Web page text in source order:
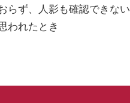
ず、人影も確認できない
われたとき